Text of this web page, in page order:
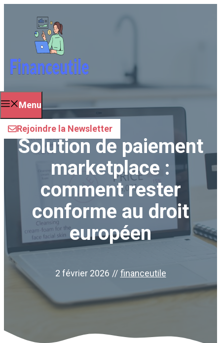
Menu
Rejoindre la Newsletter
Solution de paiement
marketplace :
comment rester
conforme au droit
européen
2 février 2026 // financeutile